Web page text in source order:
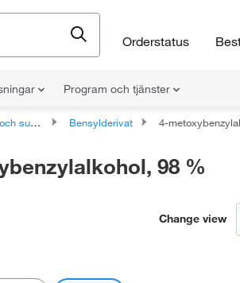
Orderstatus
Program och tjänster
derivat Bensylderivat 4-
98 %
Change view